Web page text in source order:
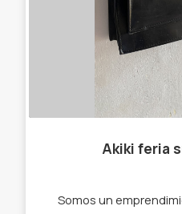
Akiki feria
Somos un